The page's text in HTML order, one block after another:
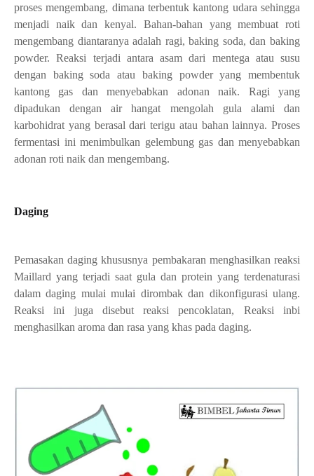
proses mengembang, dimana terbentuk kantong udara sehingga
menjadi naik dan kenyal. Bahan-bahan yang membuat roti
mengembang diantaranya adalah ragi, baking soda, dan baking
powder. Reaksi terjadi antara asam dari mentega atau susu
dengan baking soda atau baking powder yang membentuk
kantong gas dan menyebabkan adonan naik. Ragi yang
dipadukan dengan air hangat mengolah gula alami dan
karbohidrat yang berasal dari terigu atau bahan lainnya. Proses
fermentasi ini menimbulkan gelembung gas dan menyebabkan
adonan roti naik dan mengembang.
Daging
Pemasakan daging khususnya pembakaran menghasilkan reaksi
Maillard yang terjadi saat gula dan protein yang terdenaturasi
dalam daging mulai mulai dirombak dan dikonfigurasi ulang.
Reaksi ini juga disebut reaksi pencoklatan, Reaksi inbi
menghasilkan aroma dan rasa yang khas pada daging.